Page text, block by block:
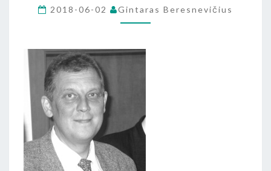
ISTORIJOS
KURSAS
IŠ
2018-06-02 Gintaras Beresnevičius